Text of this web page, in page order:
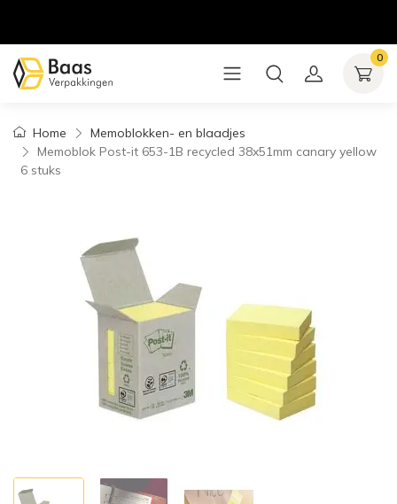
0
Home
Memoblokken- en blaadjes
Memoblok Post-it 653-1B recycled 38x51mm canary yellow
6 stuks